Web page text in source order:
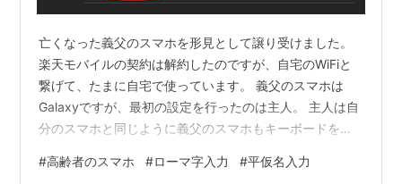
亡くなった義父のスマホを形見として譲り受けました。
楽天モバイルの契約は解約したのですが、自宅のWiFiと
繋げて、たまに自宅で使っています。 義父のスマホは
Galaxyですが、最初の設定を行ったのは主人。 主人は自
分のスマホと同じように義父のスマホもキーボードをロ
るけど、スマホのキーボードをローマ字入力にしてる
#高齢者のスマホ #ローマ字入力 #平仮名入力